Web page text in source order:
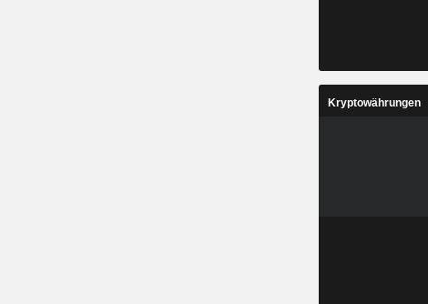
Kryptowährungen